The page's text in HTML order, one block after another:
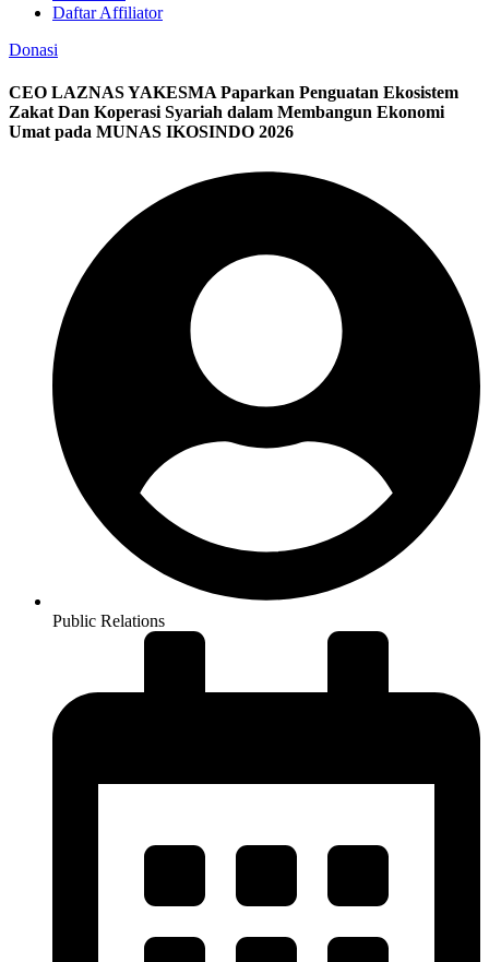
Daftar Affiliator
Donasi
CEO LAZNAS YAKESMA Paparkan Penguatan Ekosistem
Zakat Dan Koperasi Syariah dalam Membangun Ekonomi
Umat pada MUNAS IKOSINDO 2026
Public Relations